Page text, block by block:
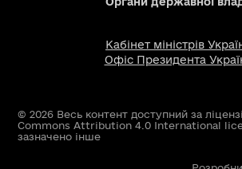
Кабінет міністрів
Офіс Президента
© 2026 Весь контент доступний за
Commons Attribution 4.0 International
зазначено інше